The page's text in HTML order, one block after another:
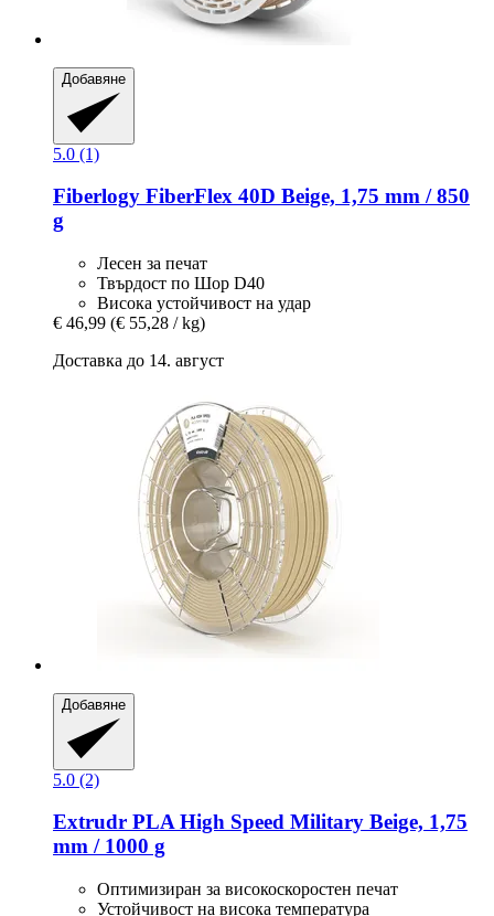
Добавяне
5.0 (1)
Fiberlogy FiberFlex 40D Beige, 1,75 mm / 850
g
Лесен за печат
Твърдост по Шор D40
Висока устойчивост на удар
€ 46,99 (€ 55,28 / kg)
Доставка до 14. август
Добавяне
5.0 (2)
Extrudr PLA High Speed Military Beige, 1,75
mm / 1000 g
Оптимизиран за високоскоростен печат
Устойчивост на висока температура